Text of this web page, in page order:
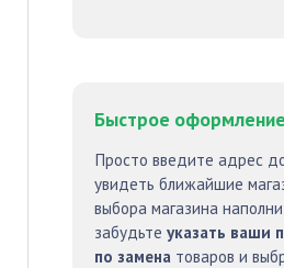
Быстрое оформление
Просто введите адрес
увидеть ближайшие
выбора магазина
забудьте указать ваши
по замена товаров и